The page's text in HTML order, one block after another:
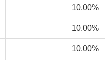
10.00%
10.00%
10.00%